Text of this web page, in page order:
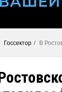
Госсектор В